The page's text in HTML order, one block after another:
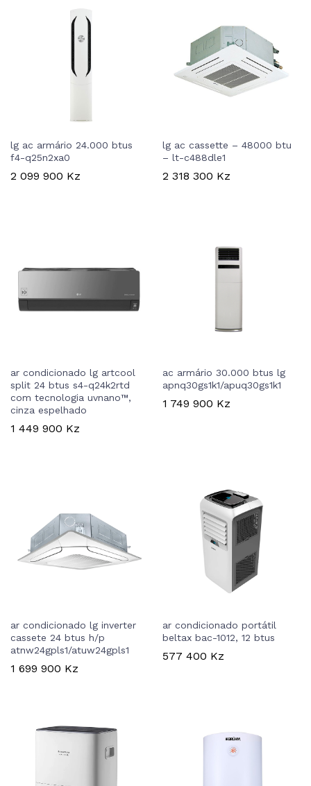
lg ac armário 24.000 btus
f4-q25n2xa0
2 099 900 Kz
lg ac cassette – 48000 btu
– lt-c488dle1
2 318 300 Kz
ar condicionado lg artcool
split 24 btus s4-q24k2rtd
com tecnologia uvnano™,
cinza espelhado
1 449 900 Kz
ac armário 30.000 btus lg
apnq30gs1k1/apuq30gs1k1
1 749 900 Kz
ar condicionado lg inverter
cassete 24 btus h/p
atnw24gpls1/atuw24gpls1
1 699 900 Kz
ar condicionado portátil
beltax bac-1012, 12 btus
577 400 Kz